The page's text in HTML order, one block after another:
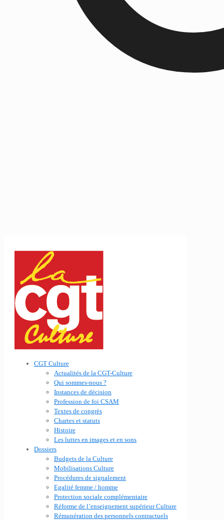
CGT Culture
Actualités de la CGT-Culture
Qui sommes-nous ?
Instances de décision
Profession de foi CSAM
Textes de congrès
Chartes et statuts
Histoire
Les luttes en images et en sons
Dossiers
Budgets de la Culture
Mobilisations Culture
Procédures de signalement
Egalité femme / homme
Protection sociale complémentaire
Réforme de l’enseignement supérieur Culture
Rémunération des personnels contractuels